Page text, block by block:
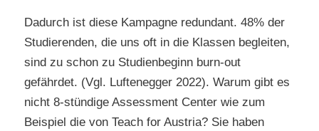
Dadurch ist diese Kampagne redundant. 48% der
Studierenden, die uns oft in die Klassen begleiten,
sind zu schon zu Studienbeginn burn-out
gefährdet. (Vgl. Luftenegger 2022). Warum gibt es
nicht 8-stündige Assessment Center wie zum
Beispiel die von Teach for Austria? Sie haben